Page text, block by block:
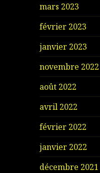
mars 2023
février 2023
janvier 2023
novembre 2022
août 2022
avril 2022
février 2022
janvier 2022
décembre 2021